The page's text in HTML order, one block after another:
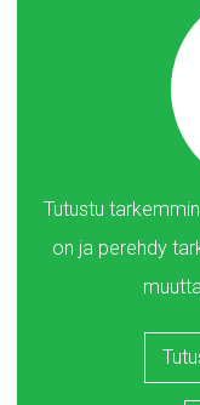
Tutustu
on ja perehdy